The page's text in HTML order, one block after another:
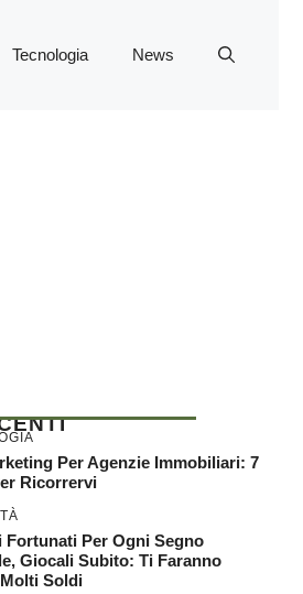
Tecnologia News
Per Agenzie Immobiliari: 7
Ricorrervi
Fortunati Per Ogni Segno
Giocali Subito: Ti Faranno
Soldi